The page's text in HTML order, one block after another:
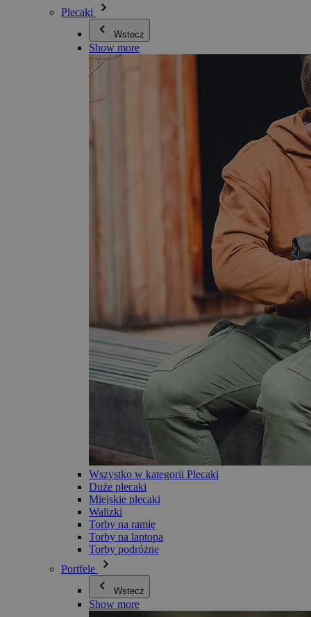
Plecaki
Wstecz
Show more
Wszystko w kategorii Plecaki
Duże plecaki
Miejskie plecaki
Walizki
Torby na ramię
Torby na laptopa
Torby podróżne
Portfele
Wstecz
Show more